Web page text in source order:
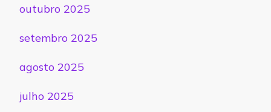
outubro 2025
setembro 2025
agosto 2025
julho 2025